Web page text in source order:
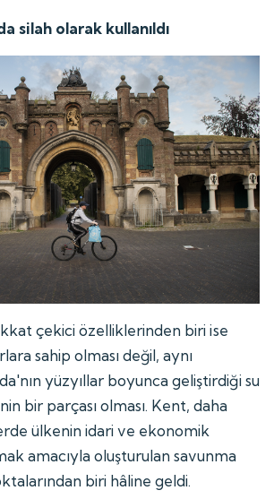
silah olarak kullanıldı
çekici özelliklerinden biri ise
sahip olması değil, aynı
yüzyıllar boyunca geliştirdiği su
bir parçası olması. Kent, daha
ülkenin idari ve ekonomik
amacıyla oluşturulan savunma
biri hâline geldi.